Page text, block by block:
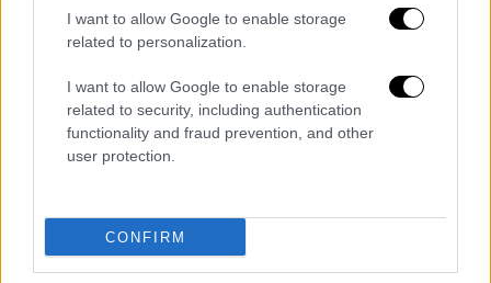
I want to allow Google to enable storage
related to personalization.
I want to allow Google to enable storage
related to security, including authentication
functionality and fraud prevention, and other
user protection.
CONFIRM